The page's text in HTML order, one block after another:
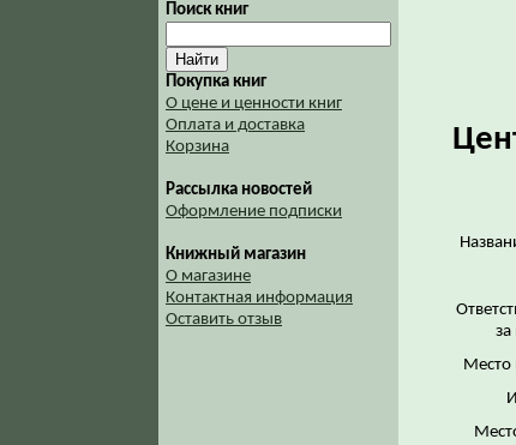
Поиск книг
Покупка книг
О цене и ценности книг
Оплата и доставка
Корзина
Рассылка новостей
Оформление подписки
Книжный магазин
О магазине
Контактная информация
Оставить отзыв
за
Место